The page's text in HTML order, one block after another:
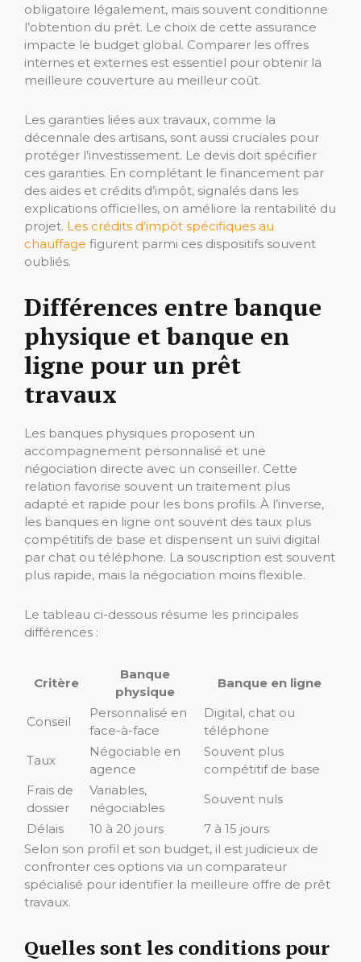
obligatoire légalement, mais souvent conditionne
l’obtention du prêt. Le choix de cette assurance
impacte le budget global. Comparer les offres
internes et externes est essentiel pour obtenir la
meilleure couverture au meilleur coût.
Les garanties liées aux travaux, comme la
décennale des artisans, sont aussi cruciales pour
protéger l’investissement. Le devis doit spécifier
ces garanties. En complétant le financement par
des aides et crédits d’impôt, signalés dans les
explications officielles, on améliore la rentabilité du
projet. Les crédits d’impôt spécifiques au
chauffage figurent parmi ces dispositifs souvent
oubliés.
Différences entre banque
physique et banque en
ligne pour un prêt
travaux
Les banques physiques proposent un
accompagnement personnalisé et une
négociation directe avec un conseiller. Cette
relation favorise souvent un traitement plus
adapté et rapide pour les bons profils. À l’inverse,
les banques en ligne ont souvent des taux plus
compétitifs de base et dispensent un suivi digital
par chat ou téléphone. La souscription est souvent
plus rapide, mais la négociation moins flexible.
Le tableau ci-dessous résume les principales
différences :
Critère
Banque
physique
Banque en ligne
Conseil
Personnalisé en
face-à-face
Digital, chat ou
téléphone
Taux
Négociable en
agence
Souvent plus
compétitif de base
Frais de
dossier
Variables,
négociables
Souvent nuls
Délais
10 à 20 jours
7 à 15 jours
Selon son profil et son budget, il est judicieux de
confronter ces options via un comparateur
spécialisé pour identifier la meilleure offre de prêt
travaux.
Quelles sont les conditions pour